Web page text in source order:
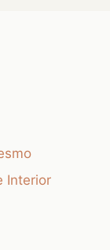
Interior